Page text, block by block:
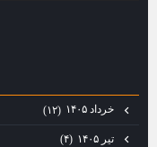
خرداد ۱۴۰۵ (۱۲)
تیر ۱۴۰۵ (۴)